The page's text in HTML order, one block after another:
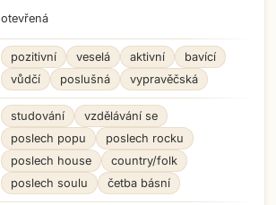
otevřená
pozitivní veselá aktivní
bavící
vůdčí
poslušná vypravěčská
studování
vzdělávání se
poslech popu
poslech rocku
poslech house
country/folk
poslech soulu
četba básní